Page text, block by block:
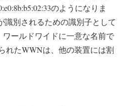
のようになりま
識別されるための識別子として
ールドワイドに一意な名前で
れたWWNは、他の装置には割